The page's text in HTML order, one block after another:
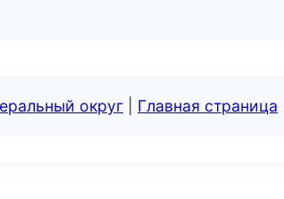
округ Главная страница